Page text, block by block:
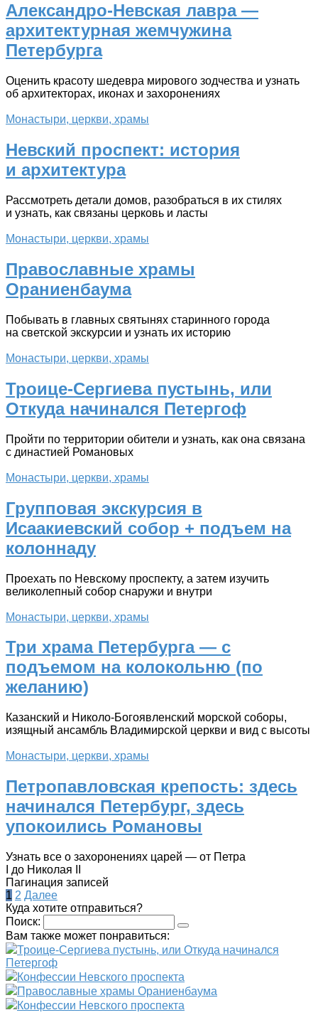
Александро-Невская лавра —
архитектурная жемчужина
Петербурга
Оценить красоту шедевра мирового зодчества и узнать
об архитекторах, иконах и захоронениях
Монастыри, церкви, храмы
Невский проспект: история
и архитектура
Рассмотреть детали домов, разобраться в их стилях
и узнать, как связаны церковь и ласты
Монастыри, церкви, храмы
Православные храмы
Ораниенбаума
Побывать в главных святынях старинного города
на светской экскурсии и узнать их историю
Монастыри, церкви, храмы
Троице-Сергиева пустынь, или
Откуда начинался Петергоф
Пройти по территории обители и узнать, как она связана
с династией Романовых
Монастыри, церкви, храмы
Групповая экскурсия в
Исаакиевский собор + подъем на
колоннаду
Проехать по Невскому проспекту, а затем изучить
великолепный собор снаружи и внутри
Монастыри, церкви, храмы
Три храма Петербурга — с
подъемом на колокольню (по
желанию)
Казанский и Николо-Богоявленский морской соборы,
изящный ансамбль Владимирской церкви и вид с высоты
Монастыри, церкви, храмы
Петропавловская крепость: здесь
начинался Петербург, здесь
упокоились Романовы
Узнать все о захоронениях царей — от Петра
I до Николая II
Пагинация записей
1 2 Далее
Куда хотите отправиться?
Поиск:
Вам также может понравиться:
Троице-Сергиева пустынь, или Откуда начинался
Петергоф
Конфессии Невского проспекта
Православные храмы Ораниенбаума
Конфессии Невского проспекта